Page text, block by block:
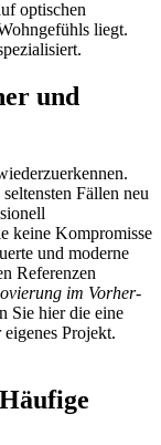
optischen
liegt.
und
Fällen neu
keine Kompromisse
und moderne
Referenzen
im Vorher-
Sie hier die eine
Projekt.